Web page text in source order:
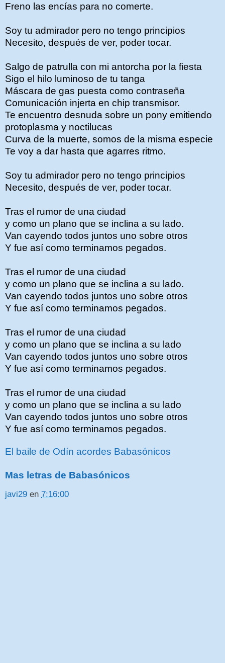
Freno las encías para no comerte.
Soy tu admirador pero no tengo principios
Necesito, después de ver, poder tocar.
Salgo de patrulla con mi antorcha por la fiesta
Sigo el hilo luminoso de tu tanga
Máscara de gas puesta como contraseña
Comunicación injerta en chip transmisor.
Te encuentro desnuda sobre un pony emitiendo
protoplasma y noctilucas
Curva de la muerte, somos de la misma especie
Te voy a dar hasta que agarres ritmo.
Soy tu admirador pero no tengo principios
Necesito, después de ver, poder tocar.
Tras el rumor de una ciudad
y como un plano que se inclina a su lado.
Van cayendo todos juntos uno sobre otros
Y fue así como terminamos pegados.
Tras el rumor de una ciudad
y como un plano que se inclina a su lado.
Van cayendo todos juntos uno sobre otros
Y fue así como terminamos pegados.
Tras el rumor de una ciudad
y como un plano que se inclina a su lado
Van cayendo todos juntos uno sobre otros
Y fue así como terminamos pegados.
Tras el rumor de una ciudad
y como un plano que se inclina a su lado
Van cayendo todos juntos uno sobre otros
Y fue así como terminamos pegados.
El baile de Odín acordes Babasónicos
Mas letras de Babasónicos
javi29 en 7:16:00